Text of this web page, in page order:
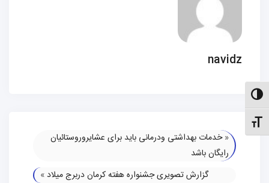
حالت کنتراست بالا
تنظیم اندازهٔ فونت
navidz
«خدمات بهداشتی ودرمانی باید برای عشایروروستائیان
رایگان باشد
گزارش تصویری جشنواره هفته کرمان دربرج میلاد»